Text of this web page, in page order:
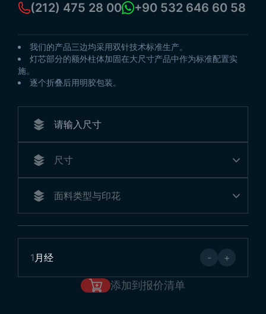
(212) 475 28 00 +90 532 646 60 58
我们的产品三边均采用双针技术标准生产。
灯芯部分的额外柱体加固在大尺寸产品中作为标准配置实
施。
逐个折叠后用明胶包装。
1月经 - +
添加到报价清单